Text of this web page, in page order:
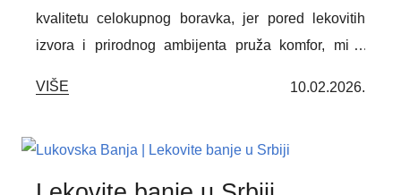
kvalitetu celokupnog boravka, jer pored lekovitih
izvora i prirodnog ambijenta pruža komfor, mir i
smeštaja, banjski turizam ne može ostvariti svoj
VIŠE 10.02.2026.